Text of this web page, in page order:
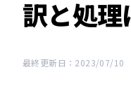
訳と処理
最終更新日：2023/07/10